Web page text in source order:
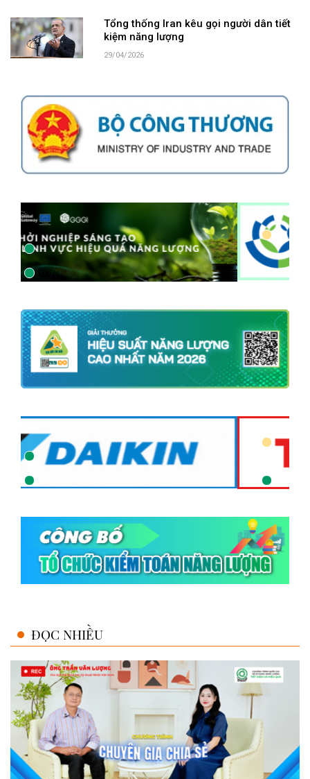
Tổng thống Iran kêu gọi người dân tiết
kiệm năng lượng
29/04/2026
ĐỌC NHIỀU